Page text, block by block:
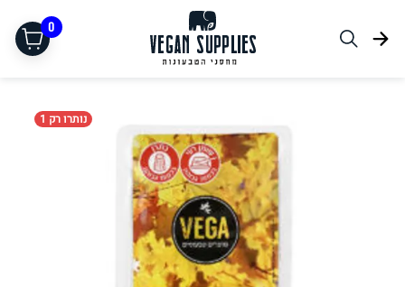
0
תחליפי בשר
נותרו רק 1